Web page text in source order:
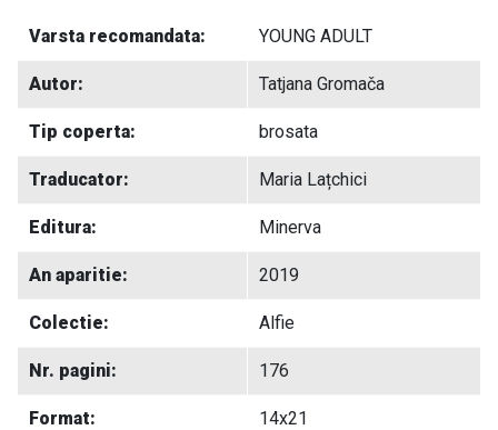
Varsta recomandata: YOUNG ADULT
Autor: Tatjana Gromača
Tip coperta: brosata
Traducator: Maria Lațchici
Editura: Minerva
An aparitie: 2019
Colectie: Alfie
Nr. pagini: 176
Format: 14x21